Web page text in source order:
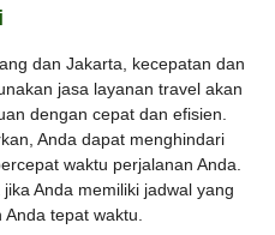
dan Jakarta, kecepatan dan
jasa layanan travel akan
dengan cepat dan efisien.
Anda dapat menghindari
waktu perjalanan Anda.
Anda memiliki jadwal yang
tepat waktu.